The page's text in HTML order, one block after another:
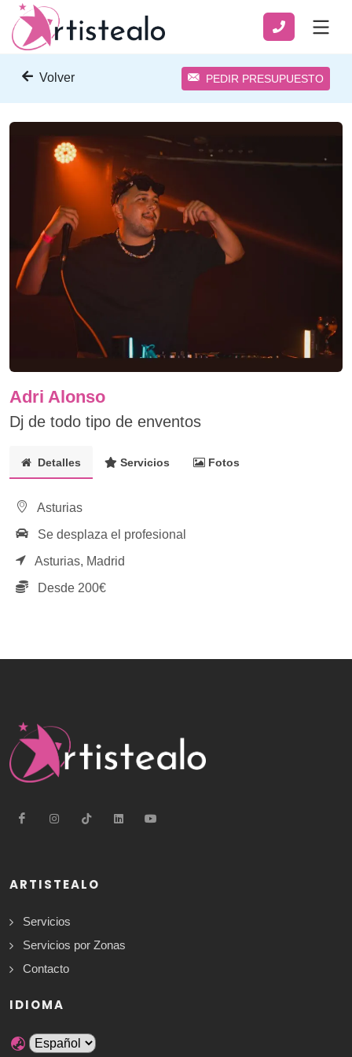
Volver PEDIR PRESUPUESTO
Adri Alonso
Dj de todo tipo de enventos
Detalles Servicios Fotos
Asturias
Se desplaza el profesional
Asturias, Madrid
Desde 200€
ARTISTEALO
Servicios
Servicios por Zonas
Contacto
IDIOMA